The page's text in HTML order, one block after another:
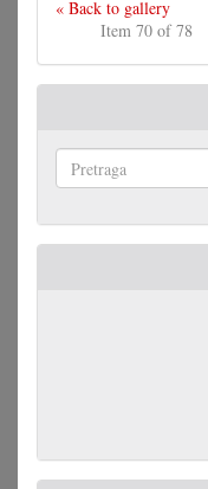
« Back to gallery
Item 70 of 78